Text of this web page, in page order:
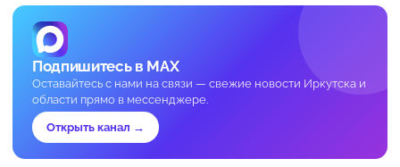
Подпишитесь в MAX
Оставайтесь с нами на связи — свежие новости Иркутска и
области прямо в мессенджере.
Открыть канал →